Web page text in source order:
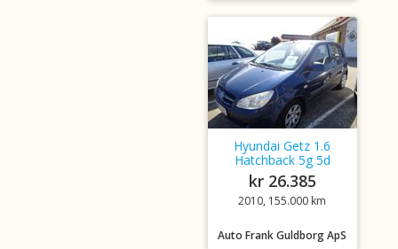
Hyundai Getz 1.6
Hatchback 5g 5d
kr 26.385
2010, 155.000 km
Auto Frank Guldborg ApS